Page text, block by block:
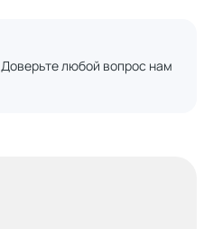
Доверьте любой вопрос нам